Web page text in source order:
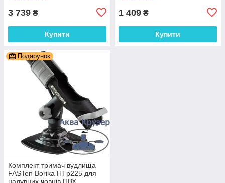
3 739 ₴
Купити
1 409 ₴
Купити
Подарунок
Комплект тримач вудлища
FASTen Borika HTp225 для
надувних човнів ПВХ